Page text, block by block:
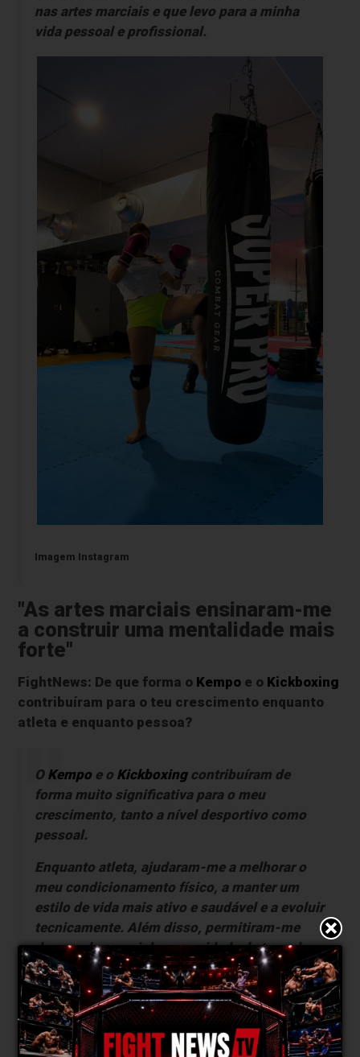
nas artes marciais e que levo para a minha
vida pessoal e profissional.
Imagem Instagram
"As artes marciais ensinaram-me
a construir uma mentalidade mais
forte"
FightNews: De que forma o Kempo e o Kickboxing
contribuíram para o teu crescimento enquanto
atleta e enquanto pessoa?
O Kempoe o Kickboxingcontribuíram de
forma muito significativa para o meu
crescimento, tanto a nível desportivo como
pessoal.
Enquanto atleta, ajudaram-me a melhorar o
meu condicionamento físico, a manter um
estilo de vida mais ativo e saudável e a evoluir
tecnicamente. Além disso, permitiram-me
desenvolver a minha capacidade de tomada
de decisão em combate e a forma como leio e
me adapto ao jogo.
Enquanto pessoa, estes desportos
ensinaram-me a lidar melhor com situações